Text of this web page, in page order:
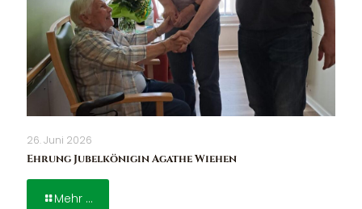
26. Juni 2026
Ehrung Jubelkönigin Agathe Wiehen
Mehr ...